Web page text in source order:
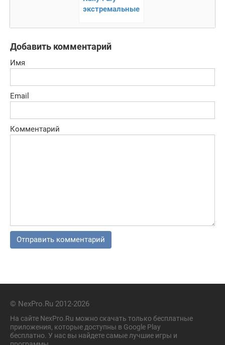
экстремальные
Добавить комментарий
Имя
Email
Комментарий
© NexPro.Ru 2012-2026
На сайте NexPro.Ru можно скачать только бесплатные
приложения, которые доступны в Google Play
бесплатно. У нас вы найдете самые лучшие игры и